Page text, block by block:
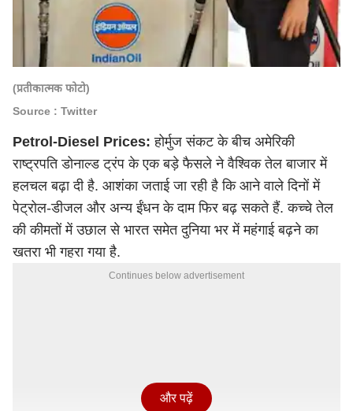
(प्रतीकात्मक फोटो)
Source : Twitter
Petrol-Diesel Prices:होर्मुज संकट के बीच अमेरिकी
राष्ट्रपतिडोनाल्ड ट्रंप के एक बड़े फैसले ने वैश्विक तेल बाजार में
हलचल बढ़ा दी है. आशंका जताई जा रही है कि आने वाले दिनों में
पेट्रोल-डीजल और अन्य ईंधन के दाम फिर बढ़ सकते हैं. कच्चे तेल
की कीमतों में उछाल से भारत समेत दुनिया भर में महंगाई बढ़ने का
खतरा भी गहरा गया है.
Continues below advertisement
और पढ़ें